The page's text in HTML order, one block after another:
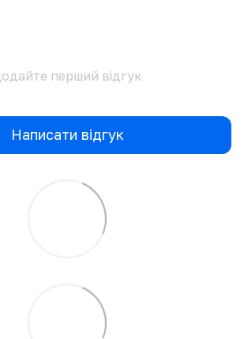
перший відгук
Написати відгук